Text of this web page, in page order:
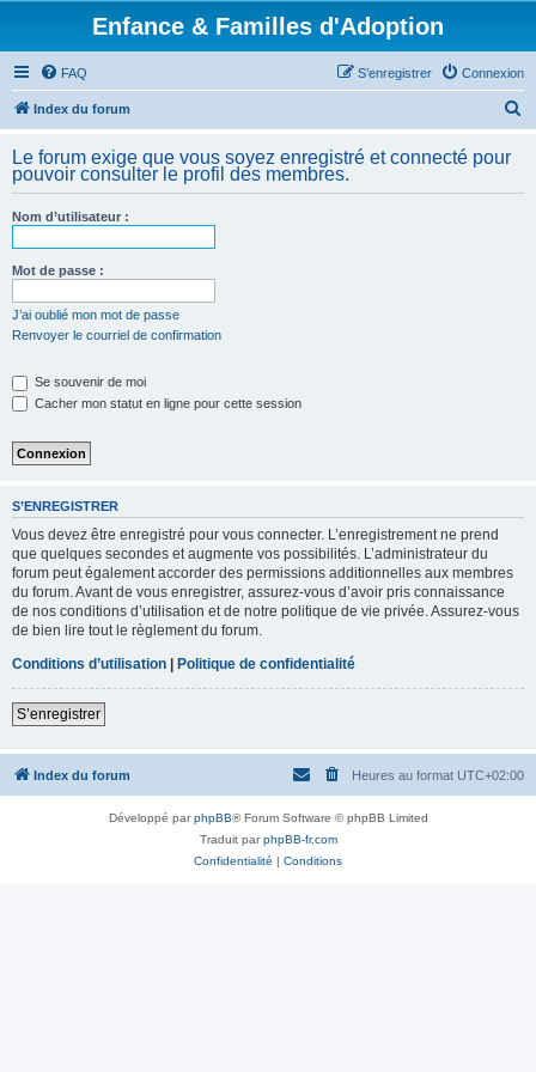
Enfance & Familles d'Adoption
FAQ Connexion
S’enregistrer
Index du forum
h
Le forum exige que vous soyez enregistré et connecté pour
pouvoir consulter le profil des membres.
Nom d’utilisateur :
Mot de passe :
J’ai oublié mon mot de passe
Renvoyer le courriel de confirmation
Se souvenir de moi
Cacher mon statut en ligne pour cette session
S’ENREGISTRER
Vous devez être enregistré pour vous connecter. L’enregistrement ne prend
que quelques secondes et augmente vos possibilités. L’administrateur du
forum peut également accorder des permissions additionnelles aux membres
du forum. Avant de vous enregistrer, assurez-vous d’avoir pris connaissance
de nos conditions d’utilisation et de notre politique de vie privée. Assurez-vous
de bien lire tout le règlement du forum.
Conditions d’utilisation | Politique de confidentialité
S’enregistrer
Index du forum Heures au format UTC+02:00
Développé parphpBB® Forum Software © phpBB Limited
Traduit parphpBB-fr.com
Confidentialité | Conditions